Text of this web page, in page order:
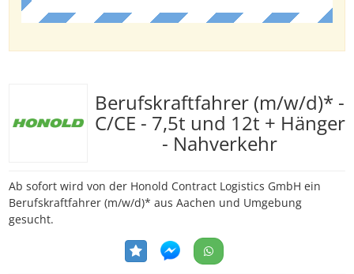
Berufskraftfahrer (m/w/d)* -
C/CE - 7,5t und 12t + Hänger
- Nahverkehr
Ab sofort wird von der Honold Contract Logistics GmbH ein
Berufskraftfahrer (m/w/d)* aus Aachen und Umgebung
gesucht.